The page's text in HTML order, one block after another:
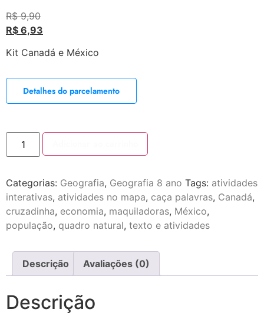
R$9,90
R$ 6,93
Kit Canadá e México
Detalhes do parcelamento
Categorias: Geografia, Geografia 8 ano Tags: atividades
interativas, atividades no mapa, caça palavras, Canadá,
cruzadinha, economia, maquiladoras, México,
população, quadro natural, texto e atividades
Descrição Avaliações (0)
Descrição